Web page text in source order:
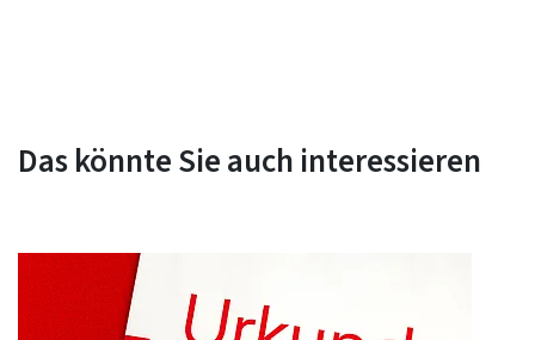
Das könnte Sie auch interessieren